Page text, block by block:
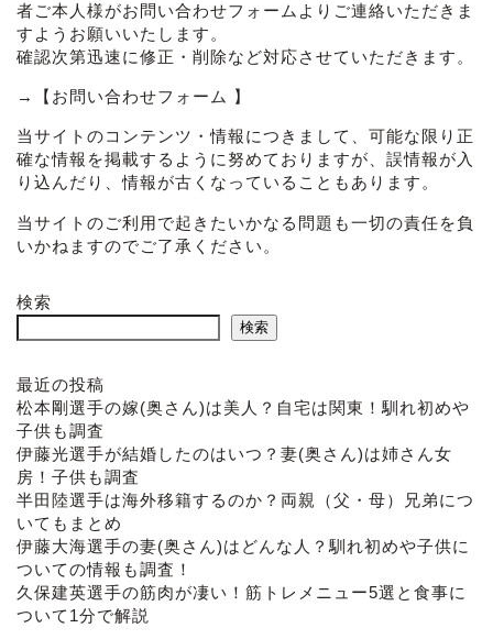
者ご本人様がお問い合わせフォームよりご連絡いただきま
すようお願いいたします。
確認次第迅速に修正・削除など対応させていただきます。
→ 【お問い合わせフォーム 】
当サイトのコンテンツ・情報につきまして、可能な限り正
確な情報を掲載するように努めておりますが、誤情報が入
り込んだり、情報が古くなっていることもあります。
当サイトのご利用で起きたいかなる問題も一切の責任を負
いかねますのでご了承ください。
検索
検索
最近の投稿
松本剛選手の嫁(奥さん)は美人？自宅は関東！馴れ初めや
子供も調査
伊藤光選手が結婚したのはいつ？妻(奥さん)は姉さん女
房！子供も調査
半田陸選手は海外移籍するのか？両親（父・母）兄弟につ
いてもまとめ
伊藤大海選手の妻(奥さん)はどんな人？馴れ初めや子供に
ついての情報も調査！
久保建英選手の筋肉が凄い！筋トレメニュー5選と食事に
ついて1分で解説
ホーム